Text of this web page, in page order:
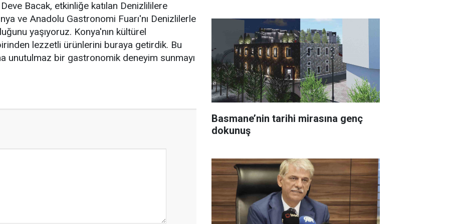
Bacak, etkinliğe katılan Denizlililere
ve Anadolu Gastronomi Fuarı'nı Denizlilerle
yaşıyoruz. Konya'nın kültürel
lezzetli ürünlerini buraya getirdik. Bu
unutulmaz bir gastronomik deneyim sunmayı
Basmane’nin tarihi mirasına genç
dokunuş